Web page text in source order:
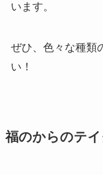
います。
ぜひ、色々な種類
い！
福のからのテ